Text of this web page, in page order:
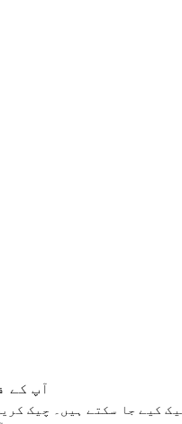
⚠️ آپ
کیے جا سکتے ہیں۔ چیک